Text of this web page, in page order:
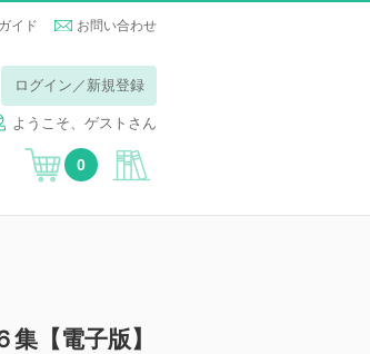
イド お問い合わせ
ログイン／新規登録
ようこそ、ゲストさん
0
【電子版】